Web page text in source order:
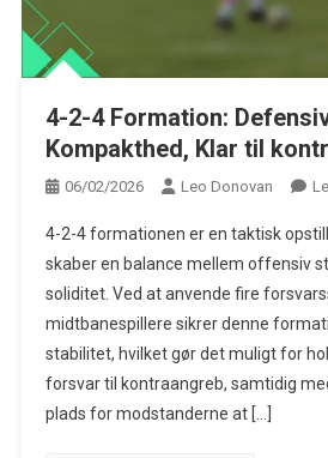
4-2-4 Formation: Defensiv stabilitet,
kontraangreb
4-2-4 Formation:
Kompakthed, Klar til
06/02/2026 Leo Donovan
4-2-4 formationen er en taktisk
skaber en balance mellem offensiv
soliditet. Ved at anvende fire
midtbanespillere sikrer denne
stabilitet, hvilket gør det muligt for
forsvar til kontraangreb, samtidig
plads for modstanderne at […]